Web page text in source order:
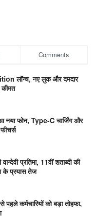
Comments
लॉन्च, नए लुक और दमदार
फोन, Type-C चार्जिंग और
प्रतिमा, 11वीं शताब्दी की
के प्रयास तेज
कर्मचारियों को बड़ा तोहफा,